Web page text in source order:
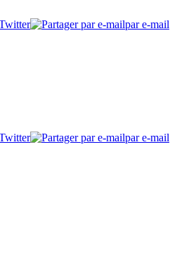
par e-mail
par e-mail